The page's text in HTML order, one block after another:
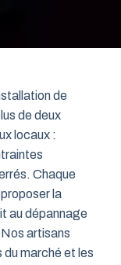
de
de deux
locaux :
Chaque
la
au dépannage
artisans
marché et les